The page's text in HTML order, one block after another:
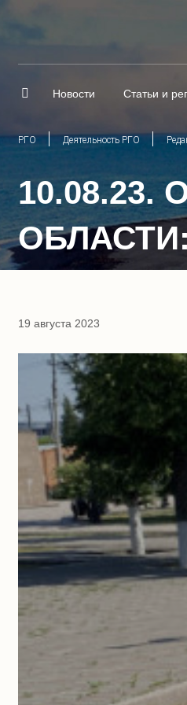
Новости Статьи и
РГО Деятельность РГО
19 августа 2023